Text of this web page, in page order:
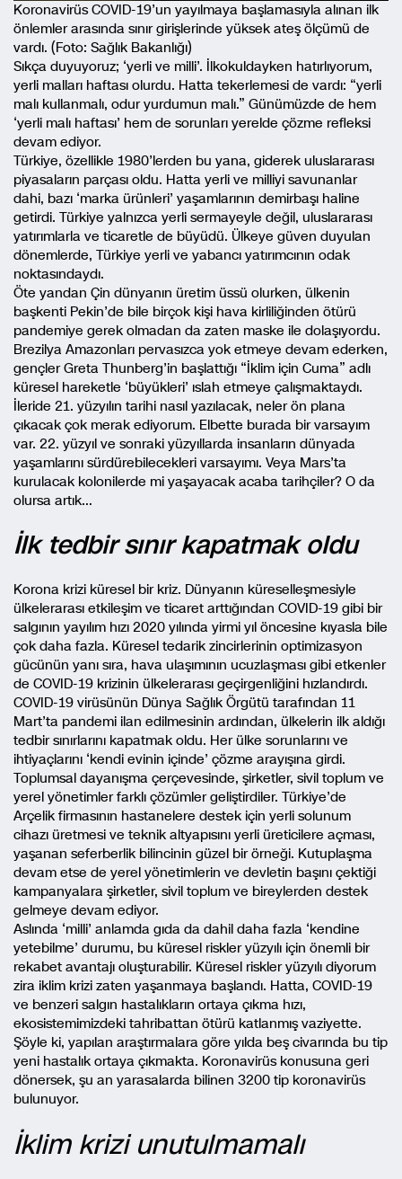
Koronavirüs COVID-19’un yayılmaya başlamasıyla alınan ilk
önlemler arasında sınır girişlerinde yüksek ateş ölçümü de
vardı. (Foto: Sağlık Bakanlığı)
Sıkça duyuyoruz; ‘yerli ve milli’. İlkokuldayken hatırlıyorum,
yerli malları haftası olurdu. Hatta tekerlemesi de vardı: “yerli
malı kullanmalı, odur yurdumun malı.” Günümüzde de hem
‘yerli malı haftası’ hem de sorunları yerelde çözme refleksi
devam ediyor.
Türkiye, özellikle 1980’lerden bu yana, giderek uluslararası
piyasaların parçası oldu. Hatta yerli ve milliyi savunanlar
dahi, bazı ‘marka ürünleri’ yaşamlarının demirbaşı haline
getirdi. Türkiye yalnızca yerli sermayeyle değil, uluslararası
yatırımlarla ve ticaretle de büyüdü. Ülkeye güven duyulan
dönemlerde, Türkiye yerli ve yabancı yatırımcının odak
noktasındaydı.
Öte yandan Çin dünyanın üretim üssü olurken, ülkenin
başkenti Pekin’de bile birçok kişi hava kirliliğinden ötürü
pandemiye gerek olmadan da zaten maske ile dolaşıyordu.
Brezilya Amazonları pervasızca yok etmeye devam ederken,
gençler Greta Thunberg’in başlattığı “İklim için Cuma” adlı
küresel hareketle ‘büyükleri’ ıslah etmeye çalışmaktaydı.
İleride 21. yüzyılın tarihi nasıl yazılacak, neler ön plana
çıkacak çok merak ediyorum. Elbette burada bir varsayım
var. 22. yüzyıl ve sonraki yüzyıllarda insanların dünyada
yaşamlarını sürdürebilecekleri varsayımı. Veya Mars’ta
kurulacak kolonilerde mi yaşayacak acaba tarihçiler? O da
olursa artık…
İlk tedbir sınır kapatmak oldu
Korona krizi küresel bir kriz. Dünyanın küreselleşmesiyle
ülkelerarası etkileşim ve ticaret arttığından COVID-19 gibi bir
salgının yayılım hızı 2020 yılında yirmi yıl öncesine kıyasla bile
çok daha fazla. Küresel tedarik zincirlerinin optimizasyon
gücünün yanı sıra, hava ulaşımının ucuzlaşması gibi etkenler
de COVID-19 krizinin ülkelerarası geçirgenliğini hızlandırdı.
COVID-19 virüsünün Dünya Sağlık Örgütü tarafından 11
Mart’ta pandemi ilan edilmesinin ardından, ülkelerin ilk aldığı
tedbir sınırlarını kapatmak oldu. Her ülke sorunlarını ve
ihtiyaçlarını ‘kendi evinin içinde’ çözme arayışına girdi.
Toplumsal dayanışma çerçevesinde, şirketler, sivil toplum ve
yerel yönetimler farklı çözümler geliştirdiler. Türkiye’de
Arçelik firmasının hastanelere destek için yerli solunum
cihazı üretmesi ve teknik altyapısını yerli üreticilere açması,
yaşanan seferberlik bilincinin güzel bir örneği. Kutuplaşma
devam etse de yerel yönetimlerin ve devletin başını çektiği
kampanyalara şirketler, sivil toplum ve bireylerden destek
gelmeye devam ediyor.
Aslında ‘milli’ anlamda gıda da dahil daha fazla ‘kendine
yetebilme’ durumu, bu küresel riskler yüzyılı için önemli bir
rekabet avantajı oluşturabilir. Küresel riskler yüzyılı diyorum
zira iklim krizi zaten yaşanmaya başlandı. Hatta, COVID-19
ve benzeri salgın hastalıkların ortaya çıkma hızı,
ekosistemimizdeki tahribattan ötürü katlanmış vaziyette.
Şöyle ki, yapılan araştırmalara göre yılda beş civarında bu tip
yeni hastalık ortaya çıkmakta. Koronavirüs konusuna geri
dönersek, şu an yarasalarda bilinen 3200 tip koronavirüs
bulunuyor.
İklim krizi unutulmamalı